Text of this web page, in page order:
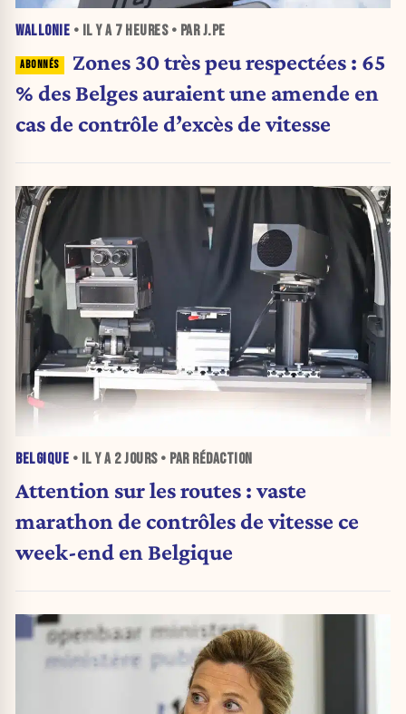
WALLONIE • IL Y A 7 HEURES• PAR J.PE
Zones 30 très peu respectées : 65
% des Belges auraient une amende en
cas de contrôle d’excès de vitesse
BELGIQUE • IL Y A 2 JOURS• PAR RÉDACTION
Attention sur les routes : vaste
marathon de contrôles de vitesse ce
week-end en Belgique